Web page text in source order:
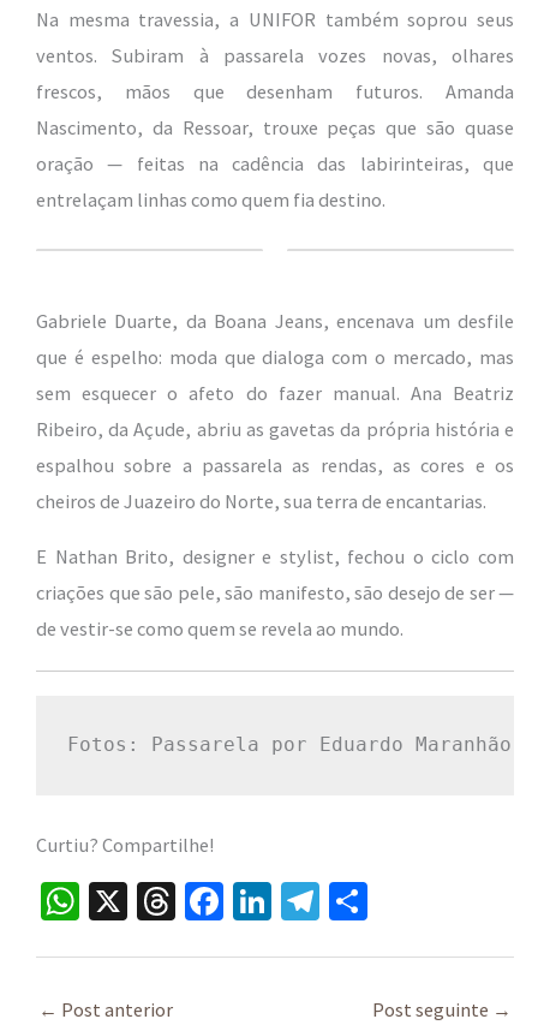
Na mesma travessia, a UNIFOR também soprou seus
ventos. Subiram à passarela vozes novas, olhares
frescos, mãos que desenham futuros. Amanda
Nascimento, da Ressoar, trouxe peças que são quase
oração — feitas na cadência das labirinteiras, que
entrelaçam linhas como quem fia destino.
Gabriele Duarte, da Boana Jeans, encenava um desfile
que é espelho: moda que dialoga com o mercado, mas
sem esquecer o afeto do fazer manual. Ana Beatriz
Ribeiro, da Açude, abriu as gavetas da própria história e
espalhou sobre a passarela as rendas, as cores e os
cheiros de Juazeiro do Norte, sua terra de encantarias.
E Nathan Brito, designer e stylist, fechou o ciclo com
criações que são pele, são manifesto, são desejo de ser —
de vestir-se como quem se revela ao mundo.
Fotos: Passarela por Eduardo Maranhão
Curtiu? Compartilhe!
W X
T
Fa Li Te
← Post anterior Post seguinte →